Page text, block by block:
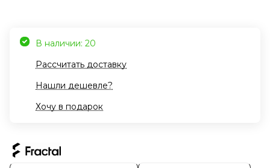
В наличии: 20
Рассчитать доставку
Нашли дешевле?
Хочу в подарок